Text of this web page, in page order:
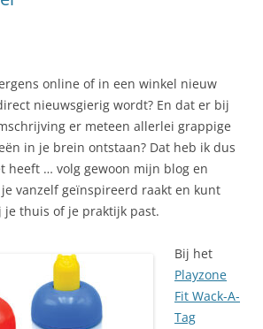
online of in een winkel nieuw
nieuwsgierig wordt? En dat er bij
er meteen allerlei grappige
in je brein ontstaan? Dat heb ik dus
heeft … volg gewoon mijn blog en
vanzelf geïnspireerd raakt en kunt
je thuis of je praktijk past.
Bij het
Playzone
Fit Wack-A-
Tag